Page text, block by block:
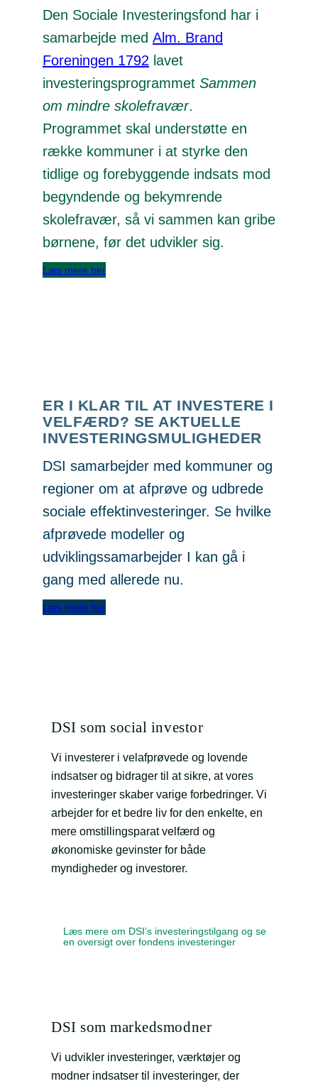
Den Sociale Investeringsfond har i
samarbejde med Alm. Brand
Foreningen 1792 lavet
investeringsprogrammet Sammen
om mindre skolefravær.
Programmet skal understøtte en
række kommuner i at styrke den
tidlige og forebyggende indsats mod
begyndende og bekymrende
skolefravær, så vi sammen kan gribe
børnene, før det udvikler sig.
Læs mere her
ER I KLAR TIL AT INVESTERE I
VELFÆRD? SE AKTUELLE
INVESTERINGSMULIGHEDER
DSI samarbejder med kommuner og
regioner om at afprøve og udbrede
sociale effektinvesteringer. Se hvilke
afprøvede modeller og
udviklingssamarbejder I kan gå i
gang med allerede nu.
Læs mere her
DSI som social investor
Vi investerer i velafprøvede og lovende
indsatser og bidrager til at sikre, at vores
investeringer skaber varige forbedringer. Vi
arbejder for et bedre liv for den enkelte, en
mere omstillingsparat velfærd og
økonomiske gevinster for både
myndigheder og investorer.
Læs mere om DSI’s investeringstilgang og se
en oversigt over fondens investeringer
DSI som markedsmodner
Vi udvikler investeringer, værktøjer og
modner indsatser til investeringer, der